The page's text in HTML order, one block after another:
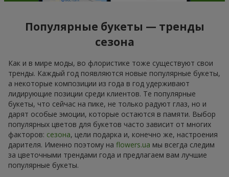
Популярные букеты — тренды
сезона
Как и в мире моды, во флористике тоже существуют свои
тренды. Каждый год появляются новые популярные букеты,
а некоторые композиции из года в год удерживают
лидирующие позиции среди клиентов. Те популярные
букеты, что сейчас на пике, не только радуют глаз, но и
дарят особые эмоции, которые остаются в памяти. Выбор
популярных цветов для букетов часто зависит от многих
факторов: сезона, цели подарка и, конечно же, настроения
дарителя. Именно поэтому на flowers.ua мы всегда следим
за цветочными трендами года и предлагаем вам лучшие
популярные букеты.